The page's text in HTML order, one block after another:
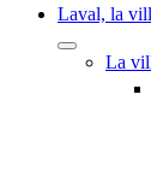
Laval, la
La